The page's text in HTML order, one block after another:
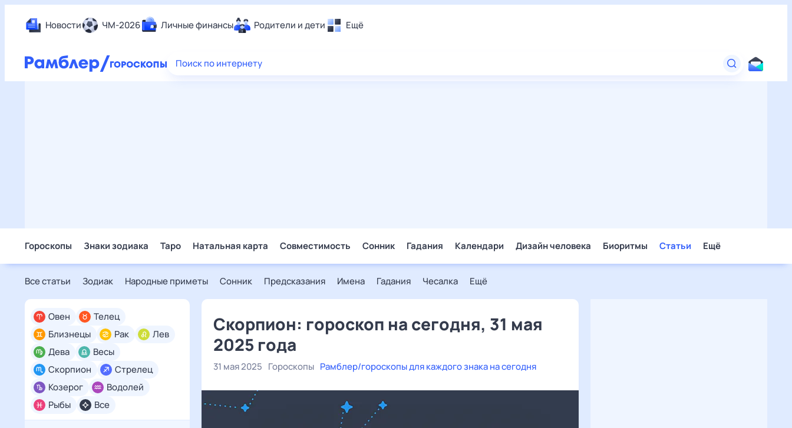
Новости ЧМ-2026 Личные финансы Родители и дети Ещё
Еда
Поиск по интернету
Гороскопы Знаки зодиака Таро Натальная карта Совместимость Сонник Гадания Календари Дизайн человека Биоритмы Статьи Ещё
Все статьи Зодиак Народные приметы Сонник Предсказания Имена Гадания Чесалка Ещё
Все
Овен
Телец
Близнецы
Рак
Лев
Дева
Весы
Скорпион
Стрелец
Козерог
Водолей
Рыбы
Скорпион: гороскоп на сегодня, 31 мая
2025 года
31 мая 2025 Гороскопы Рамблер/гороскопы для каждого знака на сегодня